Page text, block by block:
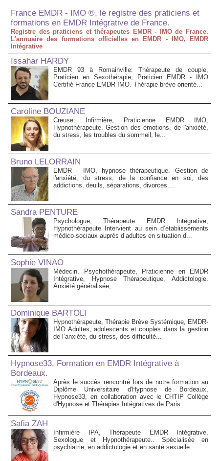
France EMDR - IMO ®, le registre des praticiens et
formations en EMDR Intégrative de France.
Registre des praticiens et thérapeutes EMDR - IMO de France.
L'annuaire des formations officielles en EMDR - IMO, EMDR
Intégrative
Issahar HARDY
EMDR 93 à Romainville: Thérapeute de couple,
Praticien en Sexothérapie, Praticien EMDR - IMO
Certifié France EMDR IMO. Thérapie brève orienté...
Caroline BOUZIANE
Creuse: Infirmière, Praticienne EMDR IMO,
Hypnothérapeute. Gestion des émotions, de l'anxiété,
du stress, les troubles du sommeil, le...
Bruno LELORRAIN
EMDR - IMO, hypnose thérapeutique. Gestion de
l'anxiété, du stress, de la confiance en soi, des
addictions, deuils, séparations, divorces....
Sandra PENTURE
Psychologue, Thérapeute EMDR Intégrative,
Hypnothérapeute Intervient au sein d’établissements
médico‑sociaux auprès d’adultes en situation d...
Sophie VINAO
Médecin, Psychothérapeute, Praticienne en EMDR
Intégrative, Hypnose Thérapeutique, Addictologie.
Anxiété généralisée,...
Dominique BARTOLI
Hypnothérapeute, Thérapie Brève Systémique, EMDR-
IMO Adultes, adolescents et couples dans la gestion
de l’anxiété, du stress, des difficulté...
Hypnose33, Formation en EMDR Intégrative à
Bordeaux.
Après le succès rencontré lors de notre formation au
Diplôme Universitaire d'Hypnose de Bordeaux,
Hypnose33, en collaboration avec le CHTIP Collège
d'Hypnose et Thérapies Intégratives de Paris...
Safia ZAH
Infirmière IPA, Thérapeute EMDR Intégrative,
Sexologue et Hypnothérapeute.. Spécialisée en
psychiatrie, en addictologie et en santé sexuelle...